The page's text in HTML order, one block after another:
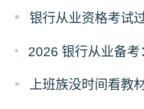
银行从业资格考试
上班族没时间看教